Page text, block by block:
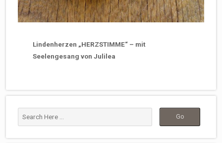
Lindenherzen „HERZSTIMME“ – mit
Seelengesang von Julilea